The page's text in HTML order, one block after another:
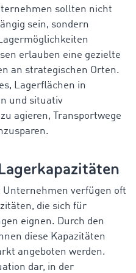
sollten nicht
sein, sondern
erlauben eine gezielte
an strategischen Orten.
Lagerflächen in
und situativ
agieren, Transportwege
verfügen oft
die sich für
eignen. Durch den
diese Kapazitäten
angeboten werden.
dar, in der